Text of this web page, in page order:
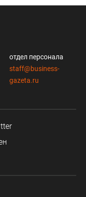
отдел персонала
staff@business-
gazeta.ru